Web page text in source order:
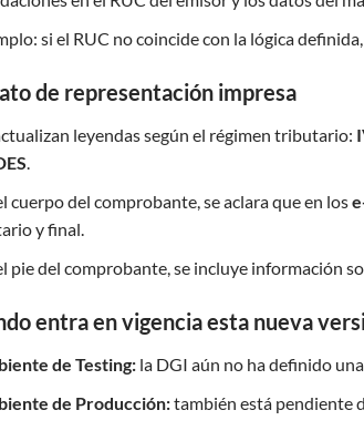
si el RUC no coincide con la lógica
de representación impresa
leyendas según el régimen tributario:
.
cuerpo del comprobante, se aclara que en los
y final.
pie del comprobante, se incluye información
entra en vigencia esta nueva
de Testing:la DGI aún no ha definido
de Producción:también está pendiente